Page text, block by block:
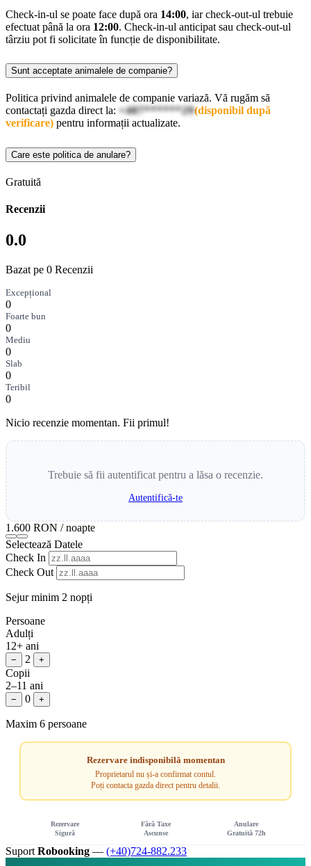
Check-in-ul se poate face după ora 14:00, iar check-out-ul trebuie
efectuat până la ora 12:00. Check-in-ul anticipat sau check-out-ul
târziu pot fi solicitate în funcție de disponibilitate.
Sunt acceptate animalele de companie?
Politica privind animalele de companie variază. Vă rugăm să
contactați gazda direct la: +407******29(disponibil după
verificare) pentru informații actualizate.
Care este politica de anulare?
Gratuită
Recenzii
0.0
Bazat pe 0 Recenzii
Excepțional
0
Foarte bun
0
Mediu
0
Slab
0
Teribil
0
Nicio recenzie momentan. Fii primul!
Trebuie să fii autentificat pentru a lăsa o recenzie.
Autentifică-te
1.600 RON / noapte
Selectează Datele
Check In
Check Out
Sejur minim 2 nopți
Persoane
Adulți
12+ ani
− 2 +
Copii
2–11 ani
− 0 +
Maxim 6 persoane
Rezervare indisponibilă momentan
Proprietarul nu și-a confirmat contul.
Poți contacta gazda direct pentru detalii.
Rezervare
Sigură
Fără Taxe
Ascunse
Anulare
Gratuită 72h
Suport Robooking — (+40)724-882.233